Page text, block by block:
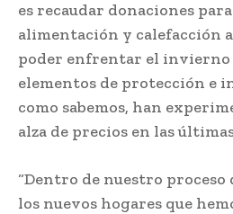
es recaudar donaciones
alimentación y calefacción
poder enfrentar el invierno
elementos de protección e
como sabemos, han
alza de precios en las
“Dentro de nuestro
los nuevos hogares que